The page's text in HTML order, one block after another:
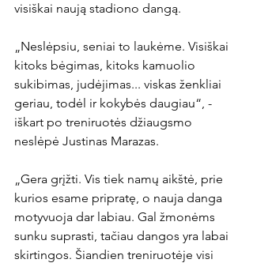
visiškai naują stadiono dangą.
„Neslėpsiu, seniai to laukėme. Visiškai
kitoks bėgimas, kitoks kamuolio
sukibimas, judėjimas... viskas ženkliai
geriau, todėl ir kokybės daugiau“, -
iškart po treniruotės džiaugsmo
neslėpė Justinas Marazas.
„Gera grįžti. Vis tiek namų aikštė, prie
kurios esame pripratę, o nauja danga
motyvuoja dar labiau. Gal žmonėms
sunku suprasti, tačiau dangos yra labai
skirtingos. Šiandien treniruotėje visi